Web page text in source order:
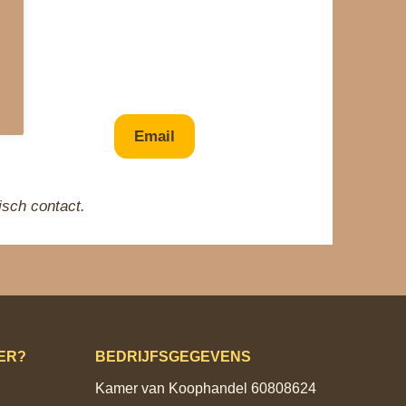
Email
contact.
BEDRIJFSGEGEVENS
Kamer van Koophandel 60808624